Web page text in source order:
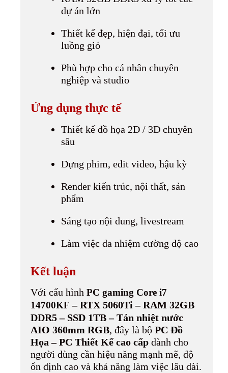
dự án lớn
Thiết kế đẹp, hiện đại, tối ưu
luồng gió
Phù hợp cho cá nhân chuyên
nghiệp và studio
Ứng dụng thực tế
Thiết kế đồ họa 2D / 3D chuyên
sâu
Dựng phim, edit video, hậu kỳ
Render kiến trúc, nội thất, sản
phẩm
Sáng tạo nội dung, livestream
Làm việc đa nhiệm cường độ cao
Kết luận
Với cấu hình PC gaming Core i7
14700KF – RTX 5060Ti – RAM 32GB
DDR5 – SSD 1TB – Tản nhiệt nước
AIO 360mm RGB, đây là bộ PC Đồ
Họa – PC Thiết Kế cao cấp dành cho
người dùng cần hiệu năng mạnh mẽ, độ
ổn định cao và khả năng làm việc lâu dài.